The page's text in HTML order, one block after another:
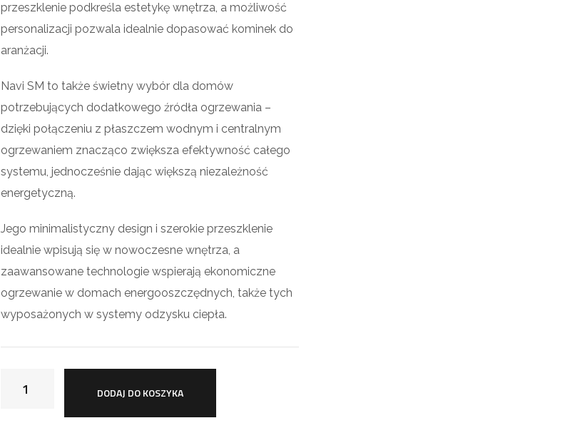
przeszklenie podkreśla estetykę wnętrza, a możliwość
personalizacji pozwala idealnie dopasować kominek do
aranżacji.
Navi SM to także świetny wybór dla domów
potrzebujących dodatkowego źródła ogrzewania –
dzięki połączeniu z płaszczem wodnym i centralnym
ogrzewaniem znacząco zwiększa efektywność całego
systemu, jednocześnie dając większą niezależność
energetyczną.
Jego minimalistyczny design i szerokie przeszklenie
idealnie wpisują się w nowoczesne wnętrza, a
zaawansowane technologie wspierają ekonomiczne
ogrzewanie w domach energooszczędnych, także tych
wyposażonych w systemy odzysku ciepła.
DODAJ DO KOSZYKA